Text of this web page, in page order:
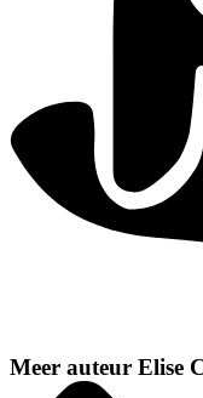
Meer auteur Elise